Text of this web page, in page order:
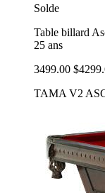
Solde
Table billard
25 ans
3499.00 $
TAMA V2